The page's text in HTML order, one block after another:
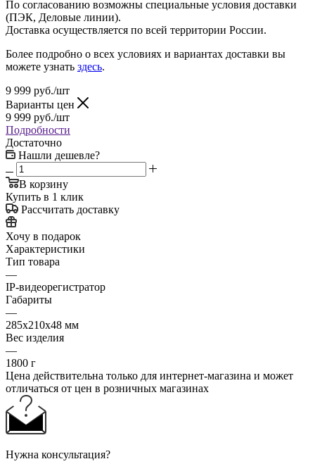
По согласованию возможны специальные условия доставки
(ПЭК, Деловые линии).
Доставка осуществляется по всей территории России.
Более подробно о всех условиях и вариантах доставки вы
можете узнать здесь.
9 999 руб./шт
Варианты цен
9 999 руб./шт
Подробности
Достаточно
Нашли дешевле?
В корзину
Купить в 1 клик
Рассчитать доставку
Хочу в подарок
Характеристики
Тип товара
—
IP-видеорегистратор
Габариты
—
285x210x48 мм
Вес изделия
—
1800 г
Цена действительна только для интернет-магазина и может
отличаться от цен в розничных магазинах
Нужна консультация?